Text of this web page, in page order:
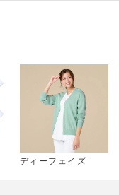
ディーフェイズ